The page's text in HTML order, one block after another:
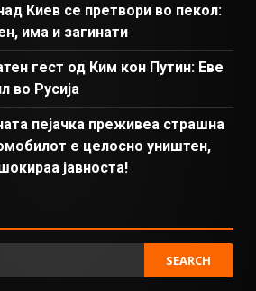
Киев се претвори во пекол:
има и загинати
гест од Ким кон Путин: Еве
во Русија
пејачка преживеа страшна
е целосно уништен,
јавноста!